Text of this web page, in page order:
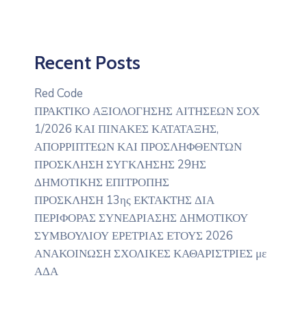
Recent Posts
Red Code
ΠΡΑΚΤΙΚΟ ΑΞΙΟΛΟΓΗΣΗΣ ΑΙΤΗΣΕΩΝ ΣΟΧ
1/2026 ΚΑΙ ΠΙΝΑΚΕΣ ΚΑΤΑΤΑΞΗΣ,
ΑΠΟΡΡΙΠΤΕΩΝ ΚΑΙ ΠΡΟΣΛΗΦΘΕΝΤΩΝ
ΠΡΟΣΚΛΗΣΗ ΣΥΓΚΛΗΣΗΣ 29ΗΣ
ΔΗΜΟΤΙΚΗΣ ΕΠΙΤΡΟΠΗΣ
ΠΡΟΣΚΛΗΣΗ 13ης ΕΚΤΑΚΤΗΣ ΔΙΑ
ΠΕΡΙΦΟΡΑΣ ΣΥΝΕΔΡΙΑΣΗΣ ΔΗΜΟΤΙΚΟΥ
ΣΥΜΒΟΥΛΙΟΥ ΕΡΕΤΡΙΑΣ ΕΤΟΥΣ 2026
ΑΝΑΚΟΙΝΩΣΗ ΣΧΟΛΙΚΕΣ ΚΑΘΑΡΙΣΤΡΙΕΣ με
ΑΔΑ